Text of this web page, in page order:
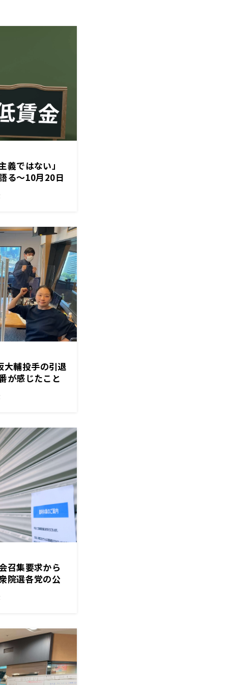
義ではない」
る〜10月20日
輔投手の引退
が感じたこと
召集要求から
院選各党の公